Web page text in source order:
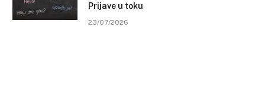
Prijave u toku
23/07/2026